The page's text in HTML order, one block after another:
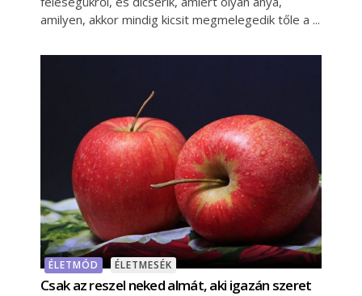
amilyen, akkor mindig kicsit megmelegedik tőle a
ÉLETMÓD ÉLETMESÉK
Csak az reszel neked almát, aki igazán szeret